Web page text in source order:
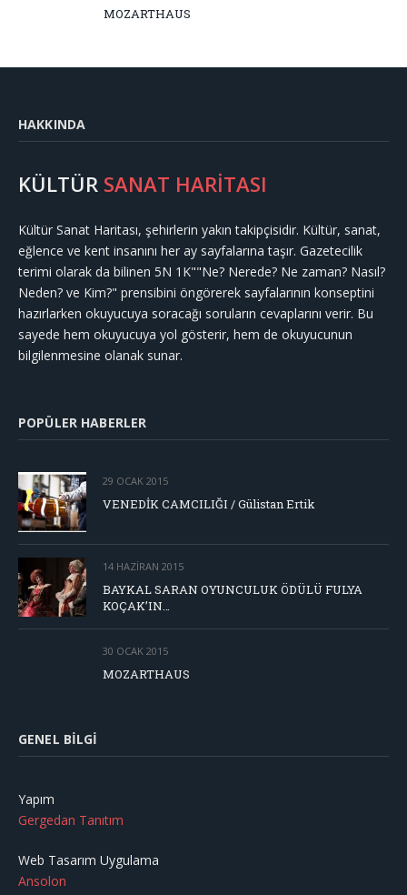
MOZARTHAUS
HAKKINDA
KÜLTÜR SANAT HARİTASI
Kültür Sanat Haritası, şehirlerin yakın takipçisidir. Kültür, sanat,
eğlence ve kent insanını her ay sayfalarına taşır. Gazetecilik
terimi olarak da bilinen 5N 1K""Ne? Nerede? Ne zaman? Nasıl?
Neden? ve Kim?" prensibini öngörerek sayfalarının konseptini
hazırlarken okuyucuya soracağı soruların cevaplarını verir. Bu
sayede hem okuyucuya yol gösterir, hem de okuyucunun
bilgilenmesine olanak sunar.
POPÜLER HABERLER
29 OCAK 2015
VENEDİK CAMCILIĞI / Gülistan Ertik
14 HAZIRAN 2015
BAYKAL SARAN OYUNCULUK ÖDÜLÜ FULYA
KOÇAK’IN…
30 OCAK 2015
MOZARTHAUS
GENEL BILGI
Yapım
Gergedan Tanıtım
Web Tasarım Uygulama
Ansolon